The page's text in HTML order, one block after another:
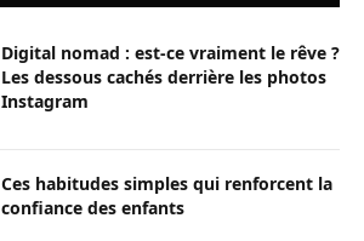
Digital nomad : est-ce vraiment le rêve ?
Les dessous cachés derrière les photos
Instagram
Ces habitudes simples qui renforcent la
confiance des enfants